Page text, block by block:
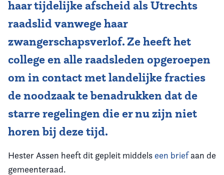
haar tijdelijke afscheid als Utrechts
raadslid vanwege haar
zwangerschapsverlof. Ze heeft het
college en alle raadsleden opgeroepen
om in contact met landelijke fracties
de noodzaak te benadrukken dat de
starre regelingen die er nu zijn niet
horen bij deze tijd.
Hester Assen heeft dit gepleit middels een briefaan de
gemeenteraad.